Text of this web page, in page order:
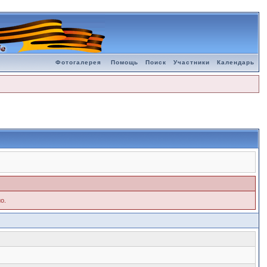
Фотогалерея Помощь Поиск Участники Календарь